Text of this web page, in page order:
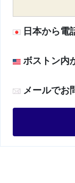
日本から電
ボストン内
メールでお